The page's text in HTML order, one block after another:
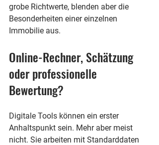
grobe Richtwerte, blenden aber die
Besonderheiten einer einzelnen
Immobilie aus.
Online-Rechner, Schätzung
oder professionelle
Bewertung?
Digitale Tools können ein erster
Anhaltspunkt sein. Mehr aber meist
nicht. Sie arbeiten mit Standarddaten